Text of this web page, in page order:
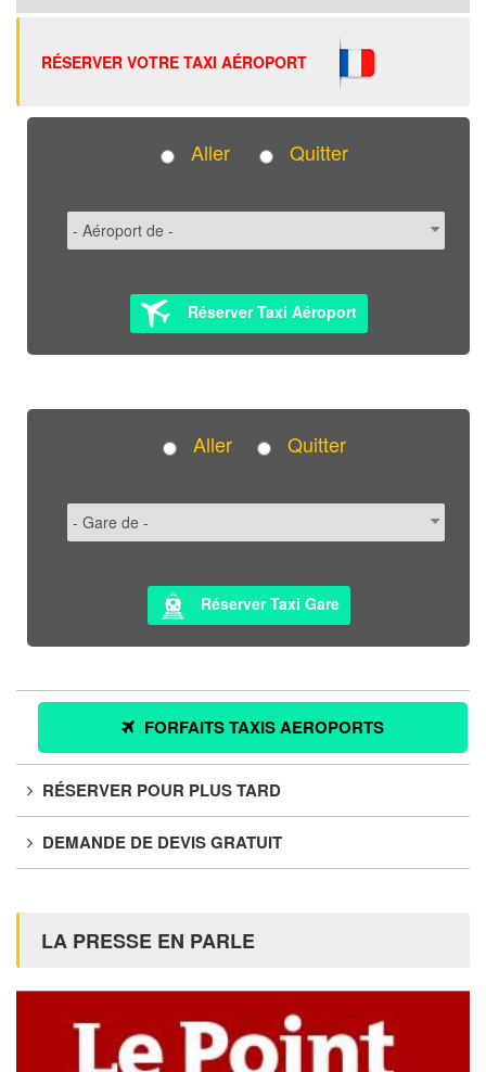
RÉSERVER VOTRE TAXI AÉROPORT
Aller Quitter
Réserver Taxi Aéroport
Aller Quitter
Réserver Taxi Gare
FORFAITS TAXIS AEROPORTS
RÉSERVER POUR PLUS TARD
DEMANDE DE DEVIS GRATUIT
LA PRESSE EN PARLE